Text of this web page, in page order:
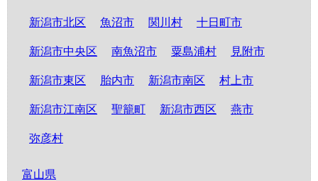
新潟市北区 魚沼市 関川村 十日町市
新潟市中央区 南魚沼市 粟島浦村 見附市
新潟市東区 胎内市 新潟市南区 村上市
新潟市江南区 聖籠町 新潟市西区 燕市
弥彦村
富山県